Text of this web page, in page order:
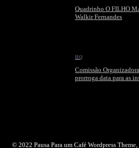
Quadrinho O FILHO
Walkir Fernandes
HQ
Comissão
prorroga data para as
© 2022 Pausa Para um Café Wordpress